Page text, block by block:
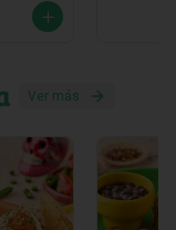
Ver más